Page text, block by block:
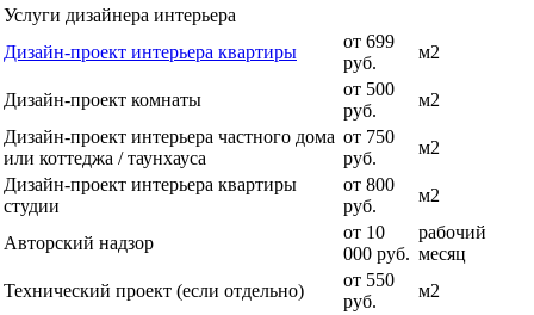
Услуги дизайнера интерьера
Дизайн-проект интерьера квартиры
от 699
руб.
м2
Дизайн-проект комнаты
от 500
руб.
м2
Дизайн-проект интерьера частного дома
или коттеджа / таунхауса
от 750
руб.
м2
Дизайн-проект интерьера квартиры
студии
от 800
руб.
м2
Авторский надзор
от 10
000 руб.
рабочий
месяц
Технический проект (если отдельно)
от 550
руб.
м2